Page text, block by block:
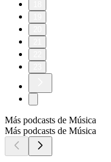
Más podcasts de Música
Más podcasts de Música